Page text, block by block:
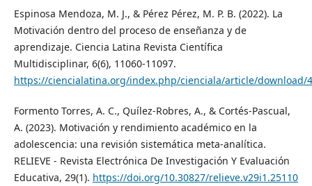
Espinosa Mendoza, M. J., & Pérez Pérez, M. P. B. (2022). La
Motivación dentro del proceso de enseñanza y de
aprendizaje. Ciencia Latina Revista Científica
Multidisciplinar, 6(6), 11060-11097.
https://ciencialatina.org/index.php/cienciala/article/download/
Formento Torres, A. C., Quílez-Robres, A., & Cortés-Pascual,
A. (2023). Motivación y rendimiento académico en la
adolescencia: una revisión sistemática meta-analítica.
RELIEVE - Revista Electrónica De Investigación Y Evaluación
Educativa, 29(1). https://doi.org/10.30827/relieve.v29i1.25110